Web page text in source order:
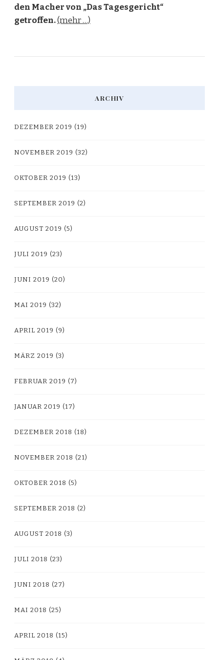
den Macher von „Das Tagesgericht“
getroffen.(mehr …)
ARCHIV
DEZEMBER 2019 (19)
NOVEMBER 2019 (32)
OKTOBER 2019 (13)
SEPTEMBER 2019 (2)
AUGUST 2019 (5)
JULI 2019 (23)
JUNI 2019 (20)
MAI 2019 (32)
APRIL 2019 (9)
MÄRZ 2019 (3)
FEBRUAR 2019 (7)
JANUAR 2019 (17)
DEZEMBER 2018 (18)
NOVEMBER 2018 (21)
OKTOBER 2018 (5)
SEPTEMBER 2018 (2)
AUGUST 2018 (3)
JULI 2018 (23)
JUNI 2018 (27)
MAI 2018 (25)
APRIL 2018 (15)